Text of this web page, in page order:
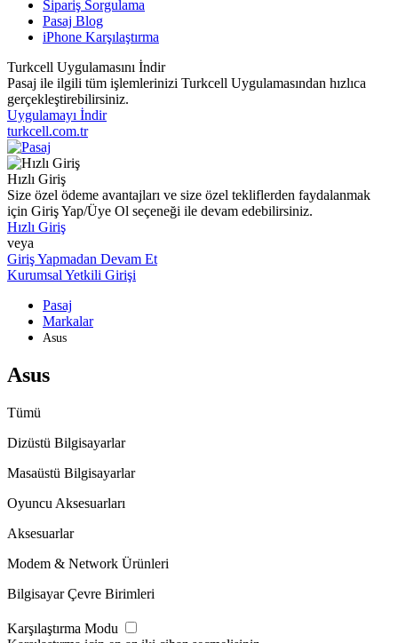
Sipariş Sorgulama
Pasaj Blog
iPhone Karşılaştırma
Turkcell Uygulamasını İndir
Pasaj ile ilgili tüm işlemlerinizi Turkcell Uygulamasından hızlıca
gerçekleştirebilirsiniz.
Uygulamayı İndir
turkcell.com.tr
Hızlı Giriş
Size özel ödeme avantajları ve size özel tekliflerden faydalanmak
için Giriş Yap/Üye Ol seçeneği ile devam edebilirsiniz.
Hızlı Giriş
veya
Giriş Yapmadan Devam Et
Kurumsal Yetkili Girişi
Pasaj
Markalar
Asus
Asus
Tümü
Dizüstü Bilgisayarlar
Masaüstü Bilgisayarlar
Oyuncu Aksesuarları
Aksesuarlar
Modem & Network Ürünleri
Bilgisayar Çevre Birimleri
Karşılaştırma Modu